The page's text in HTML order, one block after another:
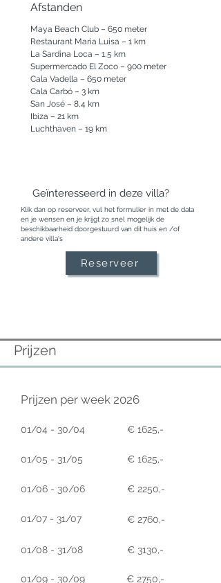
Afstanden
Maya Beach Club – 650 meter
Restaurant Maria Luisa – 1 km
La Sardina Loca – 1,5 km
Supermercado El Zoco – 900 meter
Cala Vadella – 650 meter
Cala Carbó – 3 km
San José – 8,4 km
Ibiza – 21 km
Luchthaven – 19 km
Geïnteresseerd in deze villa?
Klik dan op reserveer, vul het formulier in met de data
en je wensen en je krijgt zo snel mogelijk de
beschikbaarheid doorgestuurd van dit huis en /of
andere villa's
Reserveer
Prijzen
Prijzen per week 2026
01/04 - 30/04 € 1625,-
01/05 - 31/05 € 1625,-
01/06 - 30/06 € 2250,-
01/07 - 31/07 € 2760,-
01/08 - 31/08 € 3130,-
01/09 - 30/09 € 2750,-